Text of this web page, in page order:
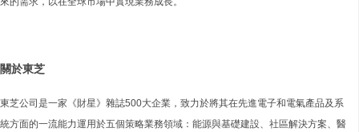
關於東芝
東芝公司是一家《財星》雜誌500大企業，致力於將其在先進電子和電氣產品及系
統方面的一流能力運用於五個策略業務領域：能源與基礎建設、社區解決方案、醫